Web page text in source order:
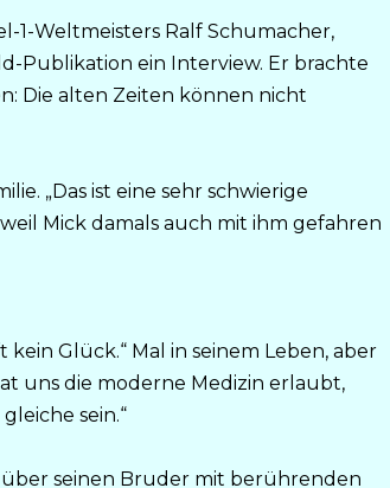
1-Weltmeisters Ralf Schumacher,
Publikation ein Interview. Er brachte
Die alten Zeiten können nicht
„Das ist eine sehr schwierige
Mick damals auch mit ihm gefahren
kein Glück.“ Mal in seinem Leben, aber
uns die moderne Medizin erlaubt,
sein.“
seinen Bruder mit berührenden